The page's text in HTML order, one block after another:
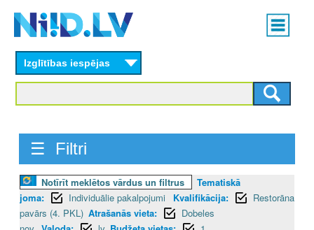
content
Main
menu
Izglītības iespējas
☰ Filtri
Notīrīt meklētos vārdus un filtrus
Tematiskā
joma:
Individuālie pakalpojumi Kvalifikācija:
Restorāna
pavārs (4. PKL) Atrašanās vieta:
Dobeles